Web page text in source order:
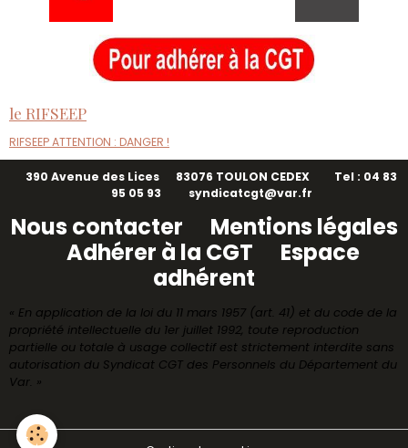
le RIFSEEP
RIFSEEP ATTENTION : DANGER !
390 Avenue des Lices 83076 TOULON CEDEX Tel : 04 83
95 05 93 syndicatcgt@var.fr
Nous contacter
Mentions légales
Adhérer à la CGT Espace
adhérent
« En application de la loi du 11 mars 1957 (art. 41) et du code de la
propriété intellectuelle du 1er juillet 1992, toute reproduction
partielle ou totale à usage collectif est strictement interdite sans
autorisation du Syndicat CGT des Personnels du Département du
Var. »